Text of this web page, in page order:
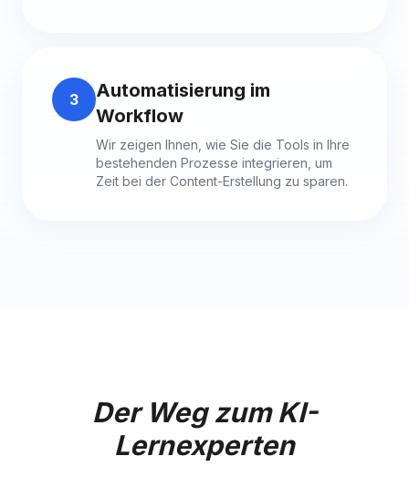
3
Automatisierung im
Workflow
Wir zeigen Ihnen, wie Sie die Tools in Ihre
bestehenden Prozesse integrieren, um
Zeit bei der Content-Erstellung zu sparen.
Der Weg zum KI-
Lernexperten